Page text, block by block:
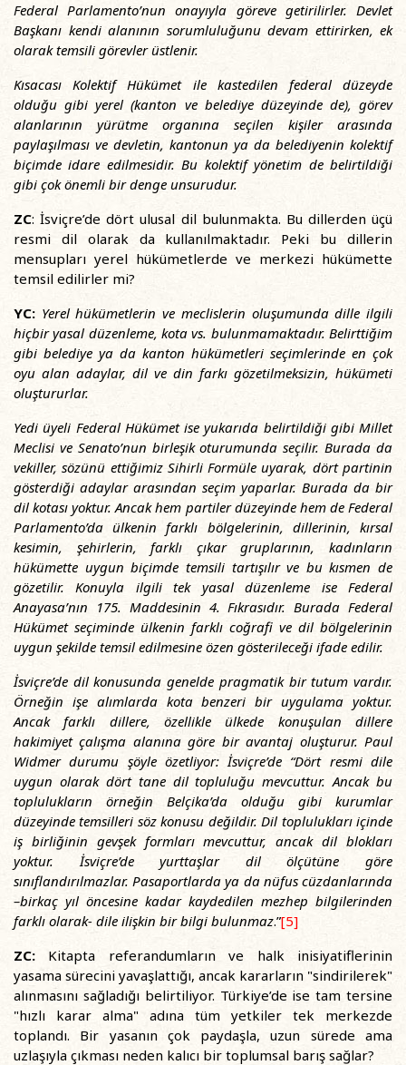
Federal Parlamento’nun onayıyla göreve getirilirler. Devlet
Başkanı kendi alanının sorumluluğunu devam ettirirken, ek
olarak temsili görevler üstlenir.
Kısacası Kolektif Hükümet ile kastedilen federal düzeyde
olduğu gibi yerel (kanton ve belediye düzeyinde de), görev
alanlarının yürütme organına seçilen kişiler arasında
paylaşılması ve devletin, kantonun ya da belediyenin kolektif
biçimde idare edilmesidir. Bu kolektif yönetim de belirtildiği
gibi çok önemli bir denge unsurudur.
ZC: İsviçre’de dört ulusal dil bulunmakta. Bu dillerden üçü
resmi dil olarak da kullanılmaktadır. Peki bu dillerin
mensupları yerel hükümetlerde ve merkezi hükümette
temsil edilirler mi?
YC: Yerel hükümetlerin ve meclislerin oluşumunda dille ilgili
hiçbir yasal düzenleme, kota vs. bulunmamaktadır. Belirttiğim
gibi belediye ya da kanton hükümetleri seçimlerinde en çok
oyu alan adaylar, dil ve din farkı gözetilmeksizin, hükümeti
oluştururlar.
Yedi üyeli Federal Hükümet ise yukarıda belirtildiği gibi Millet
Meclisi ve Senato’nun birleşik oturumunda seçilir. Burada da
vekiller, sözünü ettiğimiz Sihirli Formüle uyarak, dört partinin
gösterdiği adaylar arasından seçim yaparlar. Burada da bir
dil kotası yoktur. Ancak hem partiler düzeyinde hem de Federal
Parlamento’da ülkenin farklı bölgelerinin, dillerinin, kırsal
kesimin, şehirlerin, farklı çıkar gruplarının, kadınların
hükümette uygun biçimde temsili tartışılır ve bu kısmen de
gözetilir. Konuyla ilgili tek yasal düzenleme ise Federal
Anayasa’nın 175. Maddesinin 4. Fıkrasıdır. Burada Federal
Hükümet seçiminde ülkenin farklı coğrafi ve dil bölgelerinin
uygun şekilde temsil edilmesine özen gösterileceği ifade edilir.
İsviçre’de dil konusunda genelde pragmatik bir tutum vardır.
Örneğin işe alımlarda kota benzeri bir uygulama yoktur.
Ancak farklı dillere, özellikle ülkede konuşulan dillere
hakimiyet çalışma alanına göre bir avantaj oluşturur. Paul
Widmer durumu şöyle özetliyor: İsviçre’de “Dört resmi dile
uygun olarak dört tane dil topluluğu mevcuttur. Ancak bu
toplulukların örneğin Belçika’da olduğu gibi kurumlar
düzeyinde temsilleri söz konusu değildir. Dil toplulukları içinde
iş birliğinin gevşek formları mevcuttur, ancak dil blokları
yoktur. İsviçre’de yurttaşlar dil ölçütüne göre
sınıflandırılmazlar. Pasaportlarda ya da nüfus cüzdanlarında
–birkaç yıl öncesine kadar kaydedilen mezhep bilgilerinden
farklı olarak- dile ilişkin bir bilgi bulunmaz.”[5]
ZC: Kitapta referandumların ve halk inisiyatiflerinin
yasama sürecini yavaşlattığı, ancak kararların "sindirilerek"
alınmasını sağladığı belirtiliyor. Türkiye’de ise tam tersine
"hızlı karar alma" adına tüm yetkiler tek merkezde
toplandı. Bir yasanın çok paydaşla, uzun sürede ama
uzlaşıyla çıkması neden kalıcı bir toplumsal barış sağlar?